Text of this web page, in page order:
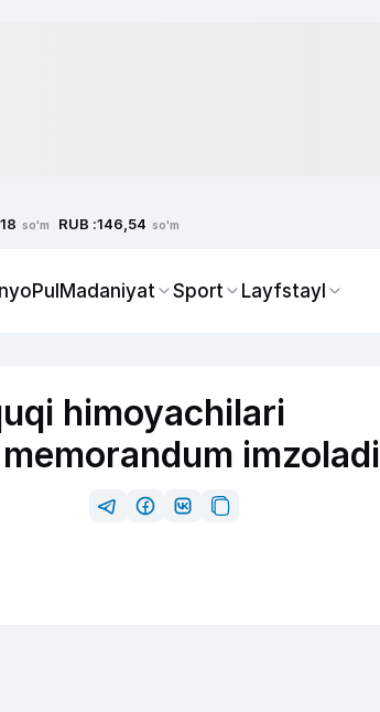
so'm RUB :146,54 so'm
PulMadaniyat Sport Layfstayl
himoyachilari
imzoladi